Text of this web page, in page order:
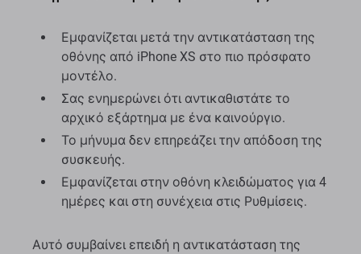
Εμφανίζεται μετά την αντικατάσταση της
οθόνης από iPhone XS στο πιο πρόσφατο
μοντέλο.
Σας ενημερώνει ότι αντικαθιστάτε το
αρχικό εξάρτημα με ένα καινούργιο.
Το μήνυμα δεν επηρεάζει την απόδοση της
συσκευής.
Εμφανίζεται στην οθόνη κλειδώματος για 4
ημέρες και στη συνέχεια στις Ρυθμίσεις.
Αυτό συμβαίνει επειδή η αντικατάσταση της